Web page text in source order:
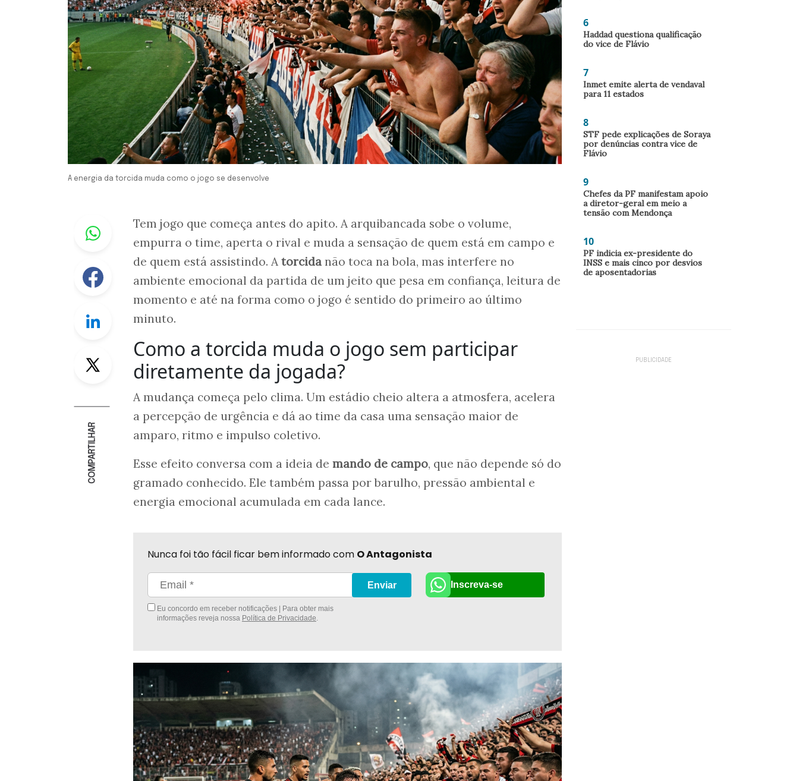
A energia da torcida muda como o jogo se desenvolve
Whastapp
Facebook
Twitter
COMPARTILHAR
Tem jogo que começa antes do apito. A arquibancada sobe o volume,
empurra o time, aperta o rival e muda a sensação de quem está em campo e
de quem está assistindo. A torcida não toca na bola, mas interfere no
ambiente emocional da partida de um jeito que pesa em confiança, leitura de
momento e até na forma como o jogo é sentido do primeiro ao último
minuto.
Como a torcida muda o jogo sem participar
diretamente da jogada?
A mudança começa pelo clima. Um estádio cheio altera a atmosfera, acelera
a percepção de urgência e dá ao time da casa uma sensação maior de
amparo, ritmo e impulso coletivo.
Esse efeito conversa com a ideia de mando de campo, que não depende só do
gramado conhecido. Ele também passa por barulho, pressão ambiental e
energia emocional acumulada em cada lance.
Nunca foi tão fácil ficar bem informado com O Antagonista
Eu concordo em receber notificações | Para obter mais
informações reveja nossa Política de Privacidade.
Enviar Inscreva-se
6
Haddad questiona qualificação
do vice de Flávio
7
Inmet emite alerta de vendaval
para 11 estados
8
STF pede explicações de Soraya
por denúncias contra vice de
Flávio
9
Chefes da PF manifestam apoio
a diretor-geral em meio a
tensão com Mendonça
10
PF indicia ex-presidente do
INSS e mais cinco por desvios
de aposentadorias